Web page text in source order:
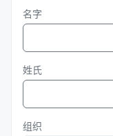
名字
姓氏
组织